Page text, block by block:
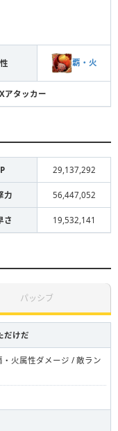
覇・火
アタッカー
29,137,292
力 56,447,052
さ 19,532,141
パッシブ
だけだ
火属性ダメージ / 敵ラン